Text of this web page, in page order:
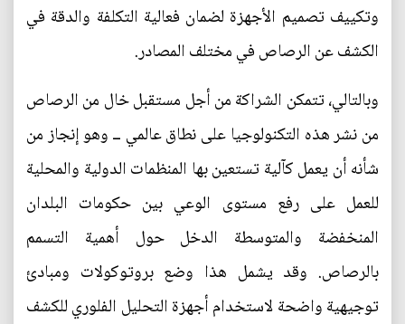
وتكييف تصميم الأجهزة لضمان فعالية التكلفة والدقة في
الكشف عن الرصاص في مختلف المصادر.
وبالتالي، تتمكن الشراكة من أجل مستقبل خال من الرصاص
من نشر هذه التكنولوجيا على نطاق عالمي ــ وهو إنجاز من
شأنه أن يعمل كآلية تستعين بها المنظمات الدولية والمحلية
للعمل على رفع مستوى الوعي بين حكومات البلدان
المنخفضة والمتوسطة الدخل حول أهمية التسمم
بالرصاص. وقد يشمل هذا وضع بروتوكولات ومبادئ
توجيهية واضحة لاستخدام أجهزة التحليل الفلوري للكشف